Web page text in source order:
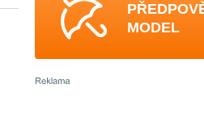
MODEL